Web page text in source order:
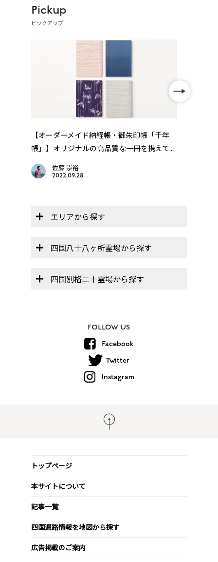
Pickup
ピックアップ
【オーダーメイド納経帳・御朱印帳「千年
帳」】オリジナルの高品質な一冊を携えて...
佐藤 崇裕
2022.09.28
エリアから探す
四国八十八ヶ所霊場から探す
四国別格二十霊場から探す
FOLLOW US
Facebook
Twitter
Instagram
トップページ
本サイトについて
記事一覧
四国遍路情報を地図から探す
広告掲載のご案内